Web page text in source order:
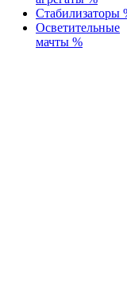
Стабилизаторы
Осветительные
мачты %